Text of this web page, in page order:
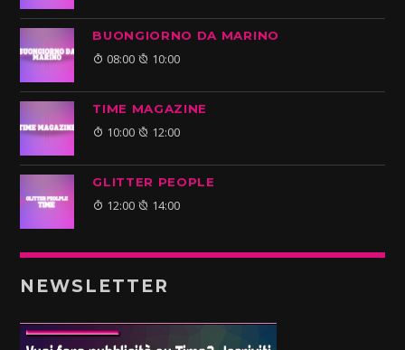
BUONGIORNO DA MARINO
08:00 10:00
TIME MAGAZINE
10:00 12:00
GLITTER PEOPLE
12:00 14:00
NEWSLETTER